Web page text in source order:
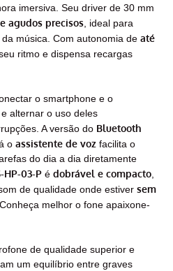
imersiva. Seu driver de 30 mm
agudos precisos , ideal para
música. Com autonomia de até
ritmo e dispensa recargas
o smartphone e o
alternar o uso deles
A versão do Bluetooth
o assistente de voz facilita o
do dia a dia diretamente
HP-03-P é dobrável e compacto
de qualidade onde estiver sem
. Conheça melhor o fone apaixone-
de qualidade superior e
um equilíbrio entre graves